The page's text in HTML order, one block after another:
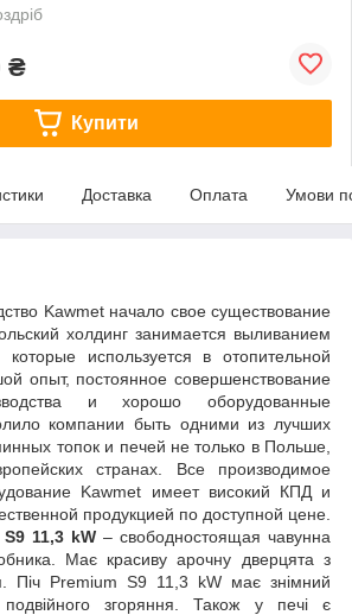
₴
Купити
Доставка Оплата Умови
Kawmet начало свое существование
холдинг занимается выливанием
которые используется в отопительной
опыт, постоянное совершенствование
и хорошо оборудованные
компании быть одними из лучших
топок и печей не только в Польше,
странах. Все производимое
Kawmet имеет високий КПД и
продукцией по доступной цене.
11,3 kW – свободностоящая чавунна
Має красиву арочну дверцята з
Піч Premium S9 11,3 kW має знімний
згоряння. Також у печі є